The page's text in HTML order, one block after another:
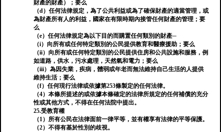
財產的財產）；要么
（d）任何法律規定，為了公共利益或為了確保財產的適當管理，或
為財產所有人的利益，國家在有限時期內接管任何財產的管理；要
么
（e）任何法律規定為以下目的而購置任何類別的財產─
（i）向所有或任何特定類別的公民提供教育和醫療援助；要么
（ii）向所有或任何特定類別的公民提供住房和公共設施和服務，例
如道路，供水，污水處理，天然氣和電力；要么
（iii）為因失業，疾病，體弱或年老而無法維持自己生活的人提供
維持生活；要么
（f）任何現行法律或依據第253條製定的任何法律。
（4）本條所提述的或依據本條確定的法律所規定的任何補償的充分
性或其他方式，不得在任何法院中提出。
25.受教育權
（1）所有公民在法律面前一律平等，並有權享有法律的平等保護。
（2）不得有基於性別的歧視。